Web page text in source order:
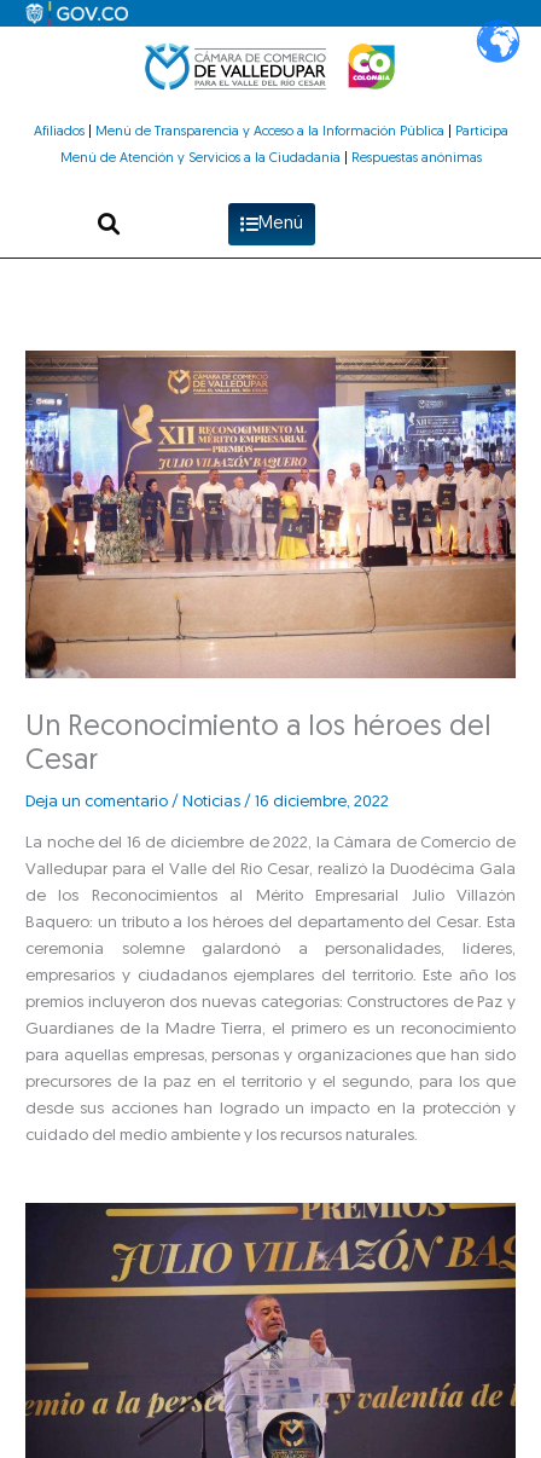
Afiliados| Menú de Transparencia y Acceso a la Información Pública
Participa
Menú de Atención y Servicios a la Ciudadanía
Respuestas anónimas
Menú
Un Reconocimiento a los héroes del
Cesar
Deja un comentario / Noticias /16 diciembre, 2022
La noche del 16 de diciembre de 2022, la Cámara de Comercio de
Valledupar para el Valle del Río Cesar, realizó la Duodécima Gala
de los Reconocimientos al Mérito Empresarial Julio Villazón
Baquero: un tributo a los héroes del departamento del Cesar. Esta
ceremonia solemne galardonó a personalidades, líderes,
empresarios y ciudadanos ejemplares del territorio. Este año los
premios incluyeron dos nuevas categorías: Constructores de Paz y
Guardianes de la Madre Tierra, el primero es un reconocimiento
para aquellas empresas, personas y organizaciones que han sido
precursores de la paz en el territorio y el segundo, para los que
desde sus acciones han logrado un impacto en la protección y
cuidado del medio ambiente y los recursos naturales.